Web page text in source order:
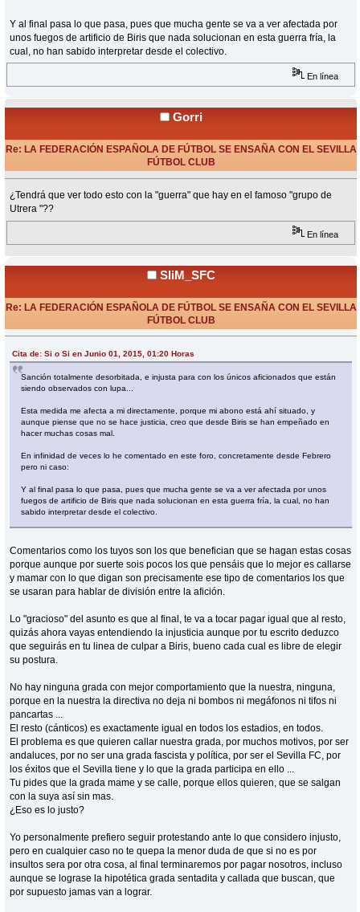
Y al final pasa lo que pasa, pues que mucha gente se va a ver afectada por
unos fuegos de artificio de Biris que nada solucionan en esta guerra fría, la
cual, no han sabido interpretar desde el colectivo.
En línea
Gorri
Re: LA FEDERACIÓN ESPAÑOLA DE FÚTBOL SE ENSAÑA CON EL SEVILLA
FÚTBOL CLUB
¿Tendrá que ver todo esto con la "guerra" que hay en el famoso "grupo de
Utrera "??
En línea
SliM_SFC
Re: LA FEDERACIÓN ESPAÑOLA DE FÚTBOL SE ENSAÑA CON EL SEVILLA
FÚTBOL CLUB
Cita de: Si o Si en Junio 01, 2015, 01:20 Horas
Sanción totalmente desorbitada, e injusta para con los únicos aficionados que están
siendo observados con lupa...
Esta medida me afecta a mi directamente, porque mi abono está ahí situado, y
aunque piense que no se hace justicia, creo que desde Biris se han empeñado en
hacer muchas cosas mal.
En infinidad de veces lo he comentado en este foro, concretamente desde Febrero
pero ni caso:
Y al final pasa lo que pasa, pues que mucha gente se va a ver afectada por unos
fuegos de artificio de Biris que nada solucionan en esta guerra fría, la cual, no han
sabido interpretar desde el colectivo.
Comentarios como los tuyos son los que benefician que se hagan estas cosas
porque aunque por suerte sois pocos los que pensáis que lo mejor es callarse
y mamar con lo que digan son precisamente ese tipo de comentarios los que
se usaran para hablar de división entre la afición.
Lo "gracioso" del asunto es que al final, te va a tocar pagar igual que al resto,
quizás ahora vayas entendiendo la injusticia aunque por tu escrito deduzco
que seguirás en tu linea de culpar a Biris, bueno cada cual es libre de elegir
su postura.
No hay ninguna grada con mejor comportamiento que la nuestra, ninguna,
porque en la nuestra la directiva no deja ni bombos ni megáfonos ni tifos ni
pancartas ...
El resto (cánticos) es exactamente igual en todos los estadios, en todos.
El problema es que quieren callar nuestra grada, por muchos motivos, por ser
andaluces, por no ser una grada fascista y política, por ser el Sevilla FC, por
los éxitos que el Sevilla tiene y lo que la grada participa en ello ...
Tu pides que la grada mame y se calle, porque ellos quieren, que se salgan
con la suya así sin mas.
¿Eso es lo justo?
Yo personalmente prefiero seguir protestando ante lo que considero injusto,
pero en cualquier caso no te quepa la menor duda de que si no es por
insultos sera por otra cosa, al final terminaremos por pagar nosotros, incluso
aunque se lograse la hipotética grada sentadita y callada que buscan, que
por supuesto jamas van a lograr.